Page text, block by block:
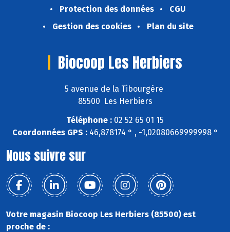
Protection des données
CGU
Gestion des cookies
Plan du site
Biocoop Les Herbiers
5 avenue de la Tibourgère
85500 Les Herbiers
Téléphone : 02 52 65 01 15
Coordonnées GPS :46,878174 ° , -1,02080669999998 °
Nous suivre sur
Votre magasin Biocoop Les Herbiers (85500) est
proche de :